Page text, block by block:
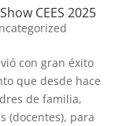
CEES 2025
con gran éxito
que desde hace
de familia,
(docentes), para